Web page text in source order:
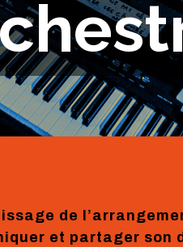
de
et partager son